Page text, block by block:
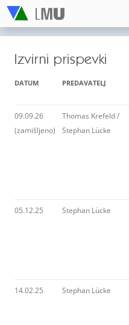
Izvirni prispevki
DATUM PREDAVATELJ
09.09.26
(zamišljeno)
Thomas Krefeld /
Stephan Lücke
05.12.25 Stephan Lücke
14.02.25 Stephan Lücke